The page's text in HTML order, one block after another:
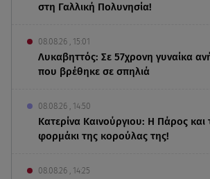
στη Γαλλική Πολυνησία!
08.08.26 , 15:01
Λυκαβηττός: Σε 57χρονη γυναίκα
που βρέθηκε σε σπηλιά
08.08.26 , 14:50
Κατερίνα Καινούργιου: Η Πάρος και
φορμάκι της κορούλας της!
08.08.26 , 14:25